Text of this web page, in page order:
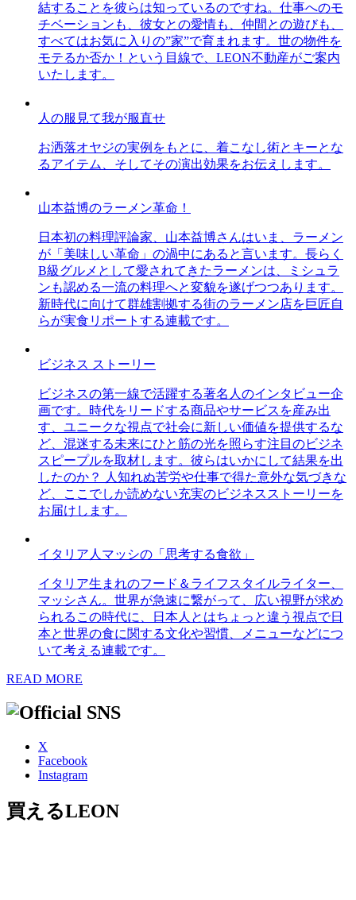
結することを彼らは知っているのですね。仕事へのモ
チベーションも、彼女との愛情も、仲間との遊びも、
すべてはお気に入りの”家”で育まれます。世の物件を
モテるか否か！という目線で、LEON不動産がご案内
いたします。
人の服見て我が服直せ
お洒落オヤジの実例をもとに、着こなし術とキーとな
るアイテム、そしてその演出効果をお伝えします。
山本益博のラーメン革命！
日本初の料理評論家、山本益博さんはいま、ラーメン
が「美味しい革命」の渦中にあると言います。長らく
B級グルメとして愛されてきたラーメンは、ミシュラ
ンも認める一流の料理へと変貌を遂げつつあります。
新時代に向けて群雄割拠する街のラーメン店を巨匠自
らが実食リポートする連載です。
ビジネス ストーリー
ビジネスの第一線で活躍する著名人のインタビュー企
画です。時代をリードする商品やサービスを産み出
す、ユニークな視点で社会に新しい価値を提供するな
ど、混迷する未来にひと筋の光を照らす注目のビジネ
スピープルを取材します。彼らはいかにして結果を出
したのか？ 人知れぬ苦労や仕事で得た意外な気づきな
ど、ここでしか読めない充実のビジネスストーリーを
お届けします。
イタリア人マッシの「思考する食欲」
イタリア生まれのフード＆ライフスタイルライター、
マッシさん。世界が急速に繋がって、広い視野が求め
られるこの時代に、日本人とはちょっと違う視点で日
本と世界の食に関する文化や習慣、メニューなどにつ
いて考える連載です。
READ MORE
X
Facebook
Instagram
買えるLEON